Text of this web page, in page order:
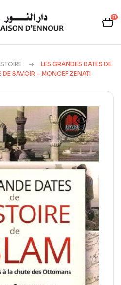
0
LES GRANDES DATES DE
DE SAVOIR – MONCEF ZENATI
🔍